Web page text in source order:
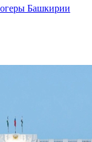
Башкирии